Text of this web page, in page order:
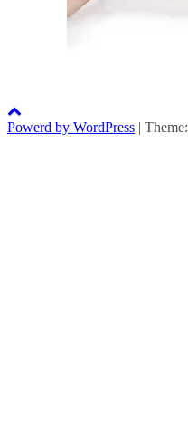
Powerd by WordPress | Theme: